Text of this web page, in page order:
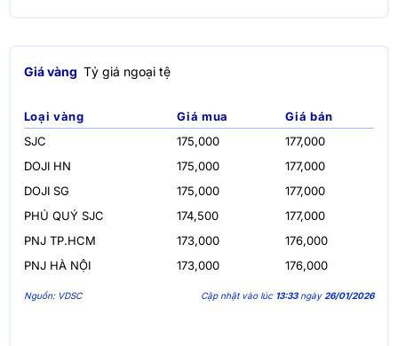
Giá vàng Tỷ giá ngoại tệ
Loại vàng Giá mua
Giá bán
SJC
175,000
177,000
DOJI HN
175,000
177,000
DOJI SG
175,000
177,000
PHÚ QUÝ SJC
174,500
177,000
PNJ TP.HCM
173,000
176,000
PNJ HÀ NỘI
173,000 176,000
Nguồn: VDSC Cập nhật vào lúc 13:33ngày 26/01/2026